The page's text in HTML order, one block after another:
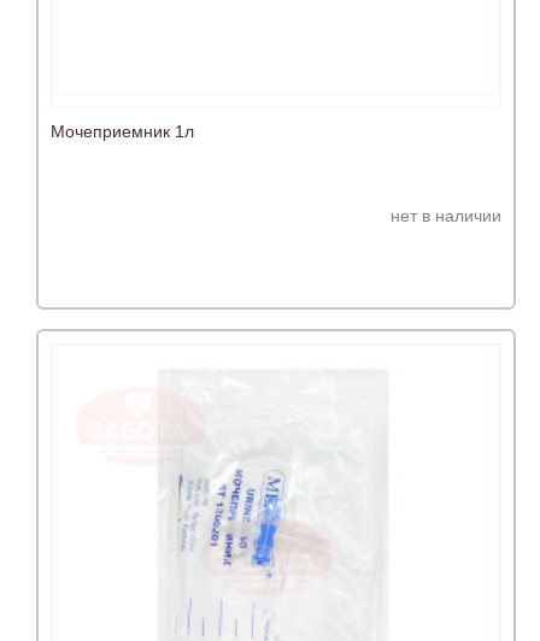
Мочеприемник 1л
нет в наличии